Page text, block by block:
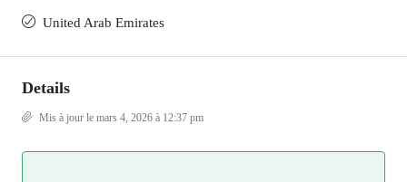
United Arab Emirates
Details
Mis à jour le mars 4, 2026 à 12:37 pm